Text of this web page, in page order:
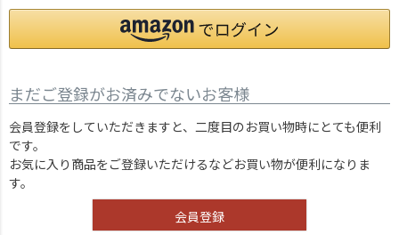
まだご登録がお済みでないお客様
会員登録をしていただきますと、二度目のお買い物時にとても便利
です。
お気に入り商品をご登録いただけるなどお買い物が便利になりま
す。
会員登録